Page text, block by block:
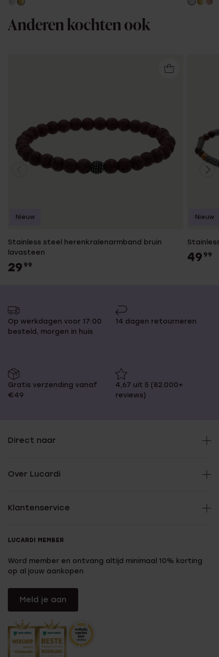
Anderen kochten ook
Stainless steel herenkralenarmband bruin
lavasteen
29 99
Nieuw
49 99
Nieuw
Op werkdagen voor 17:00
besteld, morgen in huis
14 dagen retourneren
Gratis verzending vanaf
€49
4,67 uit 5 (82.000+
reviews)
Direct naar
Over Lucardi
Klantenservice
LUCARDI MEMBER
Word member en ontvang altijd minimaal 10% korting
op al jouw aankopen
Meld je aan